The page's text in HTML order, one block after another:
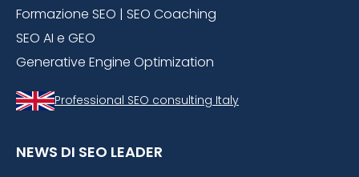
Formazione SEO | SEO Coaching
SEO AI e GEO
Generative Engine Optimization
Professional SEO consulting Italy
NEWS DI SEO LEADER